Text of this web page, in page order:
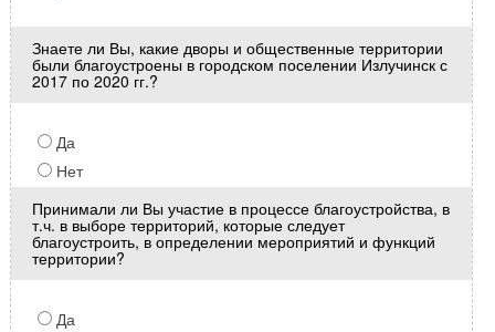
Знаете ли Вы, какие дворы и общественные территории
были благоустроены в городском поселении Излучинск с
2017 по 2020 гг.?
Да
Нет
Принимали ли Вы участие в процессе благоустройства, в
т.ч. в выборе территорий, которые следует
благоустроить, в определении мероприятий и функций
территории?
Да